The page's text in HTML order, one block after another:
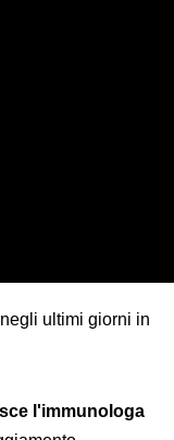
ultimi giorni in
l'immunologa